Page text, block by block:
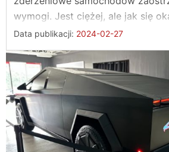
wymogi. Jest ciężej, ale jak się
auta ...
Data publikacji: 2024-02-27